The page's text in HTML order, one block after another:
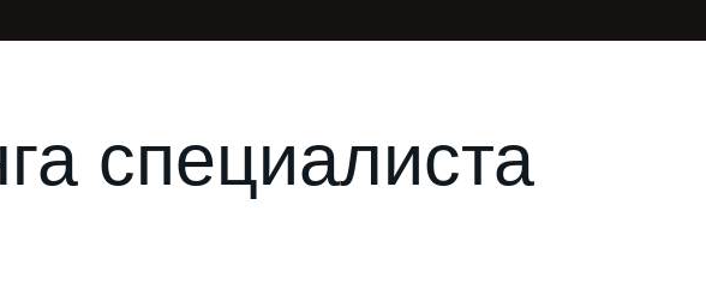
специалиста